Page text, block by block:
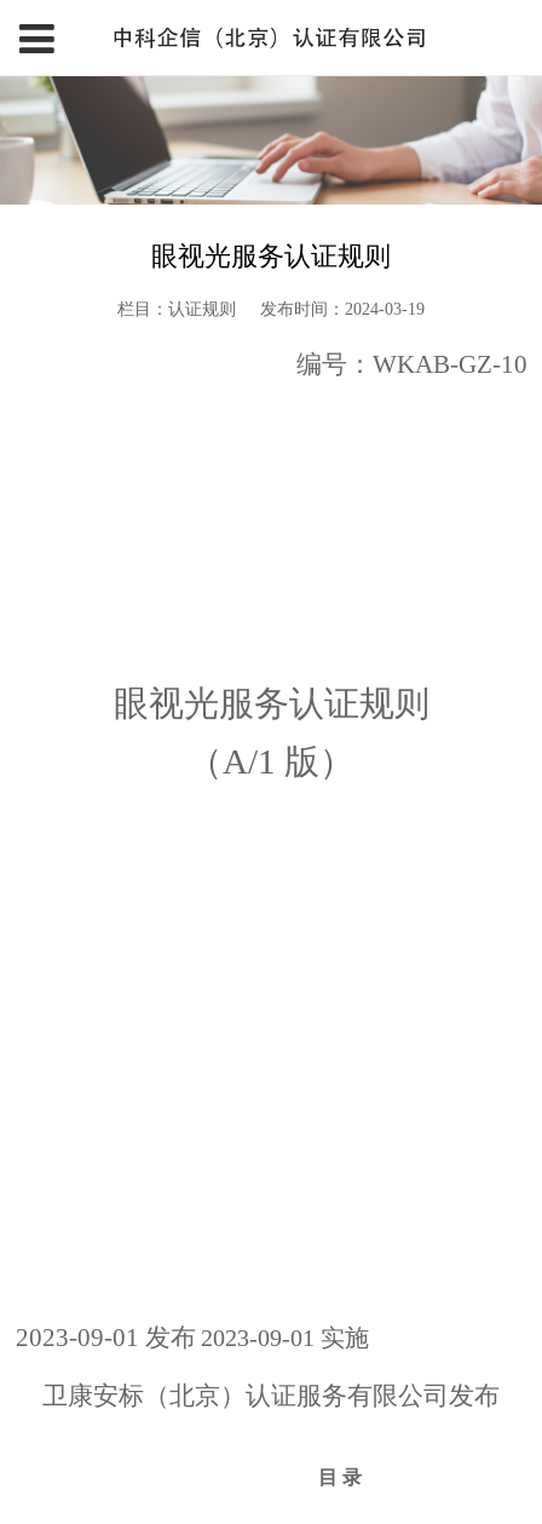
眼视光服务认证规则
栏目：认证规则 发布时间：2024-03-19
编号： WKAB-GZ-10
眼视光服务认证规则
（A/1 版）
2023-09-01 发布 2023-09-01 实施
卫康安标（北京）认证服务有限公司发布
目 录